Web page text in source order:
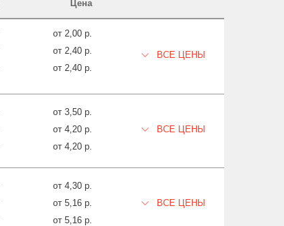
Цена
от 2,00 р.
от 2,40 р.
от 2,40 р.
ВСЕ ЦЕНЫ
от 3,50 р.
от 4,20 р.
от 4,20 р.
ВСЕ ЦЕНЫ
от 4,30 р.
от 5,16 р.
от 5,16 р.
ВСЕ ЦЕНЫ